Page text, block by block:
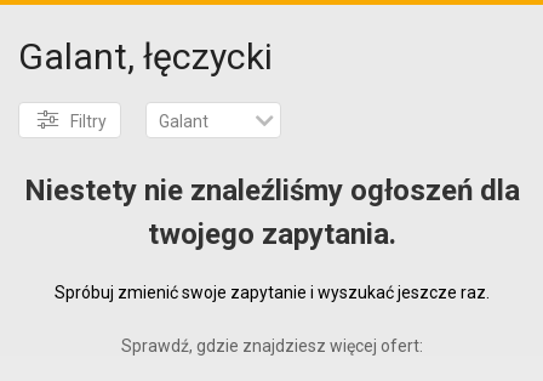
Galant, łęczycki
Filtry Galant
Niestety nie znaleźliśmy ogłoszeń dla
twojego zapytania.
Spróbuj zmienić swoje zapytanie i wyszukać jeszcze raz.
Sprawdź, gdzie znajdziesz więcej ofert: